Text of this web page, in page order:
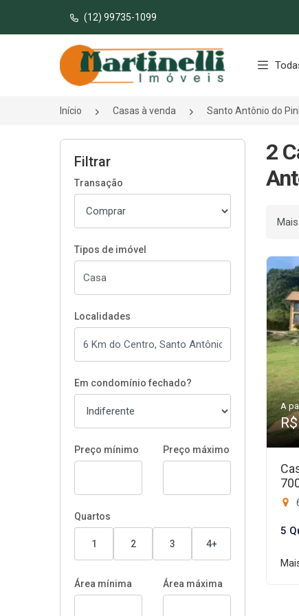
(12) 99735-1099
Página inicial
Início Casas à venda Santo Antônio do
Filtrar
Transação
Tipos de imóvel
Localidades
Em condomínio fechado?
Preço mínimo Preço máximo
Quartos
1 2 3 4+
Área mínima Área máxima
2
A
5